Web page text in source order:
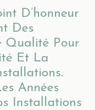
D’honneur
Des
Qualité Pour
Et La
Années
Installations